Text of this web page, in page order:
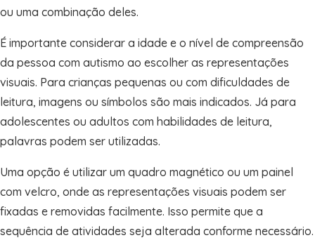
ou uma combinação deles.
É importante considerar a idade e o nível de compreensão
da pessoa com autismo ao escolher as representações
visuais. Para crianças pequenas ou com dificuldades de
leitura, imagens ou símbolos são mais indicados. Já para
adolescentes ou adultos com habilidades de leitura,
palavras podem ser utilizadas.
Uma opção é utilizar um quadro magnético ou um painel
com velcro, onde as representações visuais podem ser
fixadas e removidas facilmente. Isso permite que a
sequência de atividades seja alterada conforme necessário.